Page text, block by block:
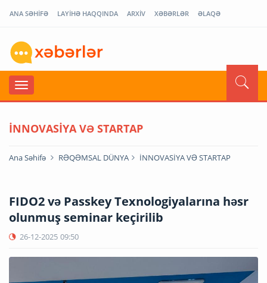
ANA SƏHİFƏ LAYİHƏ HAQQINDA ARXİV XƏBƏRLƏR ƏLAQƏ
İNNOVASİYA VƏ STARTAP
Ana Səhifə RƏQƏMSAL DÜNYA İNNOVASİYA VƏ STARTAP
FIDO2 və Passkey Texnologiyalarına həsr
olunmuş seminar keçirilib
26-12-2025 09:50